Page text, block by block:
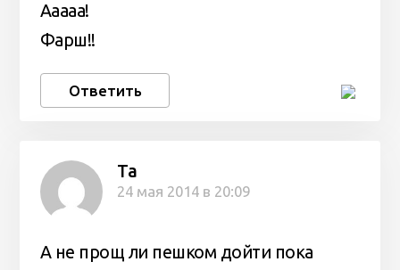
Ааааа!
Фарш!!
Ответить
Та
24 мая 2014 в 20:09
А не прощ ли пешком дойти пока